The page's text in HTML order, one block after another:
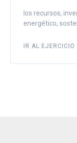
los recursos,
energético,
IR AL EJERCICIO